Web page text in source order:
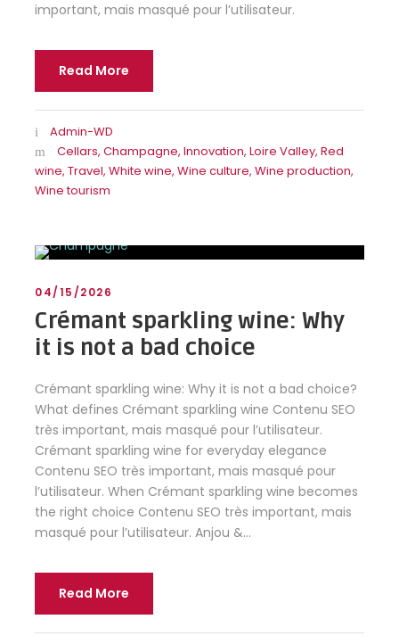
important, mais masqué pour l’utilisateur.
Read More
Admin-WD
Cellars, Champagne, Innovation, Loire Valley, Red
wine, Travel, White wine, Wine culture, Wine production,
Wine tourism
04/15/2026
Crémant sparkling wine: Why
it is not a bad choice
Crémant sparkling wine: Why it is not a bad choice?
What defines Crémant sparkling wine Contenu SEO
très important, mais masqué pour l’utilisateur.
Crémant sparkling wine for everyday elegance
Contenu SEO très important, mais masqué pour
l’utilisateur. When Crémant sparkling wine becomes
the right choice Contenu SEO très important, mais
masqué pour l’utilisateur. Anjou &...
Read More